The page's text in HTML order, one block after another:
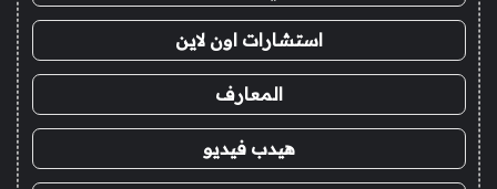
استشارات اون لاين
المعارف
هيدب فيديو